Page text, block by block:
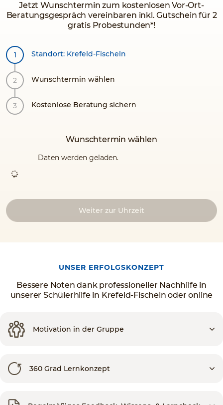
Jetzt Wunschtermin zum kostenlosen Vor-Ort-
Beratungsgespräch vereinbaren inkl. Gutschein für 2
gratis Probestunden*!
Standort: Krefeld-Fischeln
Wunschtermin wählen
Kostenlose Beratung sichern
Wunschtermin wählen
Daten werden geladen.
Weiter zur Uhrzeit
UNSER ERFOLGSKONZEPT
Bessere Noten dank professioneller Nachhilfe in
unserer Schülerhilfe in Krefeld-Fischeln oder online
Motivation in der Gruppe
360 Grad Lernkonzept